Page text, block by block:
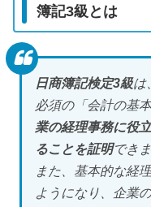
簿記3級とは
日商簿記検定3級は
必須の「会計の基
業の経理事務に役
ることを証明できま
また、基本的な経
ようになり、企業